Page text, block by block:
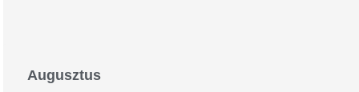
Augusztus